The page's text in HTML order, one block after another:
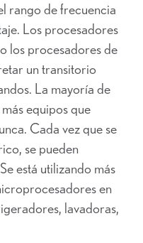
rango de frecuencia
Los procesadores
los procesadores de
un transitorio
La mayoría de
equipos que
Cada vez que se
se pueden
está utilizando más
en
lavadoras,